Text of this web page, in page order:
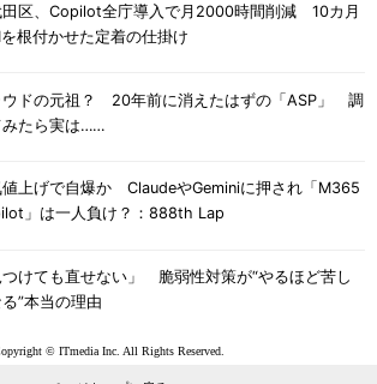
田区、Copilot全庁導入で月2000時間削減 10カ月
根付かせた定着の仕掛け
ウドの元祖？ 20年前に消えたはずの「ASP」 調
みたら実は……
値上げで自爆か ClaudeやGeminiに押され「M365
」は一人負け？：888th Lap
つけても直せない」 脆弱性対策が“やるほど苦し
る”本当の理由
© ITmedia Inc. All Rights Reserved.